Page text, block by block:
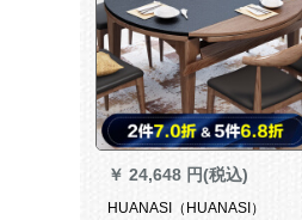
￥ 24,648 円(税込)
HUANASI（HUANASI）